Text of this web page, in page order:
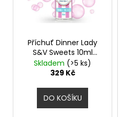
Příchuť Dinner Lady
S&V Sweets 10ml
Bubble Trouble
Skladem (>5 ks)
329 Kč
DO KOŠÍKU